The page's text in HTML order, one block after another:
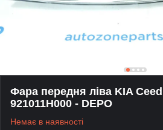
Фара передня ліва KIA
921011H000 - DEPO
Немає в наявності